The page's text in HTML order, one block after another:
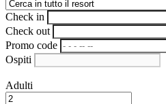
Check in
Check out
Promo code
Ospiti
Adulti